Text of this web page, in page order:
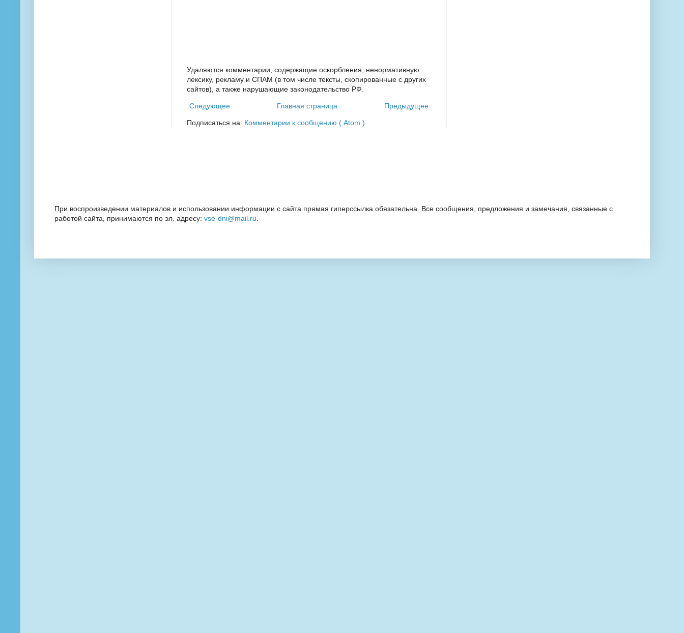
Удаляются комментарии, содержащие оскорбления, ненормативную
лексику, рекламу и СПАМ (в том числе тексты, скопированные с других
сайтов), а также нарушающие законодательство РФ.
Следующее Предыдущее
Главная страница
Подписаться на: Комментарии к сообщению ( Atom )
При воспроизведении материалов и использовании информации с сайта прямая гиперссылка обязательна. Все сообщения, предложения и замечания, связанные с
работой сайта, принимаются по эл. адресу: vse-dni@mail.ru.